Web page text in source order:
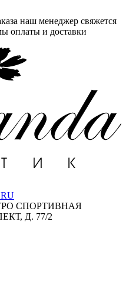
наш менеджер свяжется
оплаты и доставки
СПОРТИВНАЯ
Д. 77/2